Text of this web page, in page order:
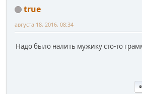
true
августа 18, 2016, 08:34
Надо было налить мужику сто-то